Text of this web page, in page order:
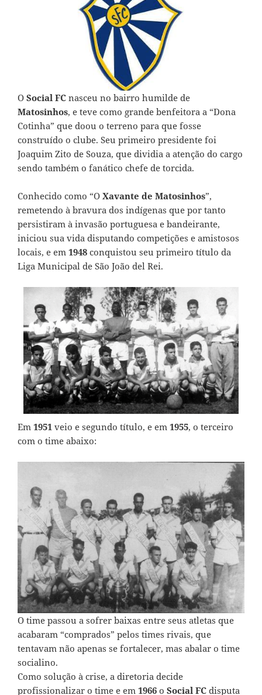
O Social FC nasceu no bairro humilde de
Matosinhos, e teve como grande benfeitora a “Dona
Cotinha” que doou o terreno para que fosse
construído o clube. Seu primeiro presidente foi
Joaquim Zito de Souza, que dividia a atenção do cargo
sendo também o fanático chefe de torcida.
Conhecido como “O Xavante de Matosinhos”,
remetendo à bravura dos indígenas que por tanto
persistiram à invasão portuguesa e bandeirante,
iniciou sua vida disputando competições e amistosos
locais, e em 1948 conquistou seu primeiro título da
Liga Municipal de São João del Rei.
Em 1951 veio e segundo título, e em 1955, o terceiro
com o time abaixo:
O time passou a sofrer baixas entre seus atletas que
acabaram “comprados” pelos times rivais, que
tentavam não apenas se fortalecer, mas abalar o time
socialino.
Como solução à crise, a diretoria decide
profissionalizar o time e em 1966 o Social FC disputa